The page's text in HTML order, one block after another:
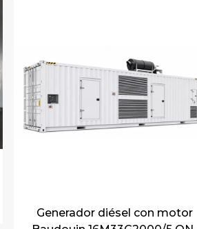
Generador diésel con motor